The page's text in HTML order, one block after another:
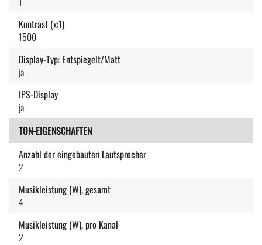
Kontrast (x:1)
1500
Display-Typ: Entspiegelt/Matt
ja
IPS-Display
ja
TON-EIGENSCHAFTEN
Anzahl der eingebauten Lautsprecher
2
Musikleistung (W), gesamt
4
Musikleistung (W), pro Kanal
2